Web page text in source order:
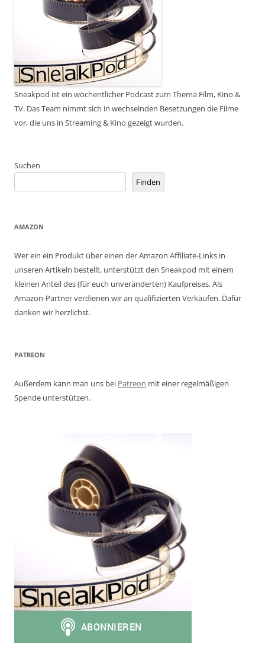
Sneakpod ist ein wöchentlicher Podcast zum Thema Film, Kino &
TV. Das Team nimmt sich in wechselnden Besetzungen die Filme
vor, die uns in Streaming & Kino gezeigt wurden.
Suchen
Finden
AMAZON
Wer ein ein Produkt über einen der Amazon Affiliate-Links in
unseren Artikeln bestellt, unterstützt den Sneakpod mit einem
kleinen Anteil des (für euch unveränderten) Kaufpreises. Als
Amazon-Partner verdienen wir an qualifizierten Verkäufen. Dafür
danken wir herzlichst.
PATREON
Außerdem kann man uns bei Patreon mit einer regelmäßigen
Spende unterstützen.